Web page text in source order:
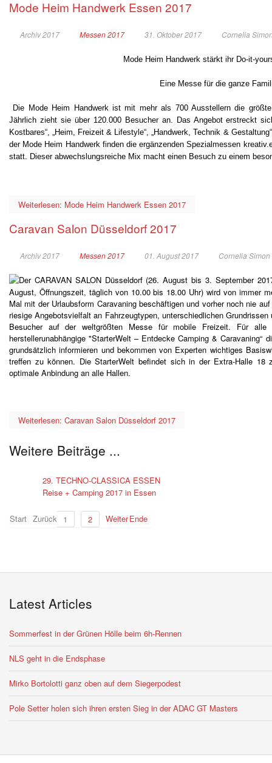
Mode Heim Handwerk Essen 2017
Archiv 2017 Messen 2017 31. Oktober 2017 Cornelia
Mode Heim Handwerk stärkt ihr Do-it-
Eine Messe für die ganze
Die Mode Heim Handwerk ist mit mehr als 700 Ausstellern die größte
Jährlich zieht sie über 120.000 Besucher an. Das Angebot erstreckt
Kostbares“, „Heim, Freizeit & Lifestyle“, „Handwerk, Technik &
der Mode Heim Handwerk finden die ergänzenden Spezialmessen
statt. Dieser abwechslungsreiche Mix macht einen Besuch zu einem
Weiterlesen: Mode Heim Handwerk Essen 2017
Caravan Salon Düsseldorf 2017
Archiv 2017 Messen 2017 01. August 2017 Cornelia Simon
Der CARAVAN SALON Düsseldorf (26. August bis 3. September
August, Öffnungszeit, täglich von 10.00 bis 18.00 Uhr) wird von immer
Mal mit der Urlaubsform Caravaning beschäftigen und vorher noch nie
riesige Angebotsvielfalt an Fahrzeugtypen, unterschiedlichen
Besucher auf der weltgrößten Messe für mobile Freizeit. Für
herstellerunabhängige "StarterWelt – Entdecke Camping &
grundsätzlich informieren und bekommen von Experten wichtiges
treffen zu können. Die StarterWelt befindet sich in der Extra-Halle 18
optimale Anbindung an alle Hallen.
Weiterlesen: Caravan Salon Düsseldorf 2017
Weitere Beiträge ...
29. TECHNO-CLASSICA ESSEN
Reise + Camping 2017 in Essen
Start Zurück 1 2 WeiterEnde
Latest Articles
Sommerfest in der Grünen Hölle beim 6h-Rennen
NLS geht in die Endsphase
Mirko Bortolotti ganz oben auf dem Siegerpodest
Pole Setter holen sich ihren ersten Sieg in der ADAC GT Masters